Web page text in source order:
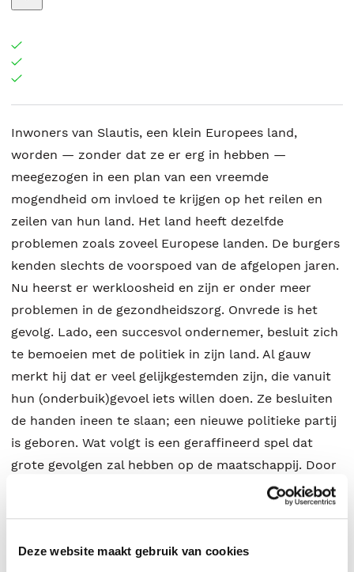
Deze website maakt gebruik van cookies
Inwoners van Slautis, een klein Europees land,
worden — zonder dat ze er erg in hebben —
meegezogen in een plan van een vreemde
mogendheid om invloed te krijgen op het reilen en
zeilen van hun land. Het land heeft dezelfde
problemen zoals zoveel Europese landen. De burgers
kenden slechts de voorspoed van de afgelopen jaren.
Nu heerst er werkloosheid en zijn er onder meer
problemen in de gezondheidszorg. Onvrede is het
gevolg. Lado, een succesvol ondernemer, besluit zich
te bemoeien met de politiek in zijn land. Al gauw
merkt hij dat er veel gelijkgestemden zijn, die vanuit
hun (onderbuik)gevoel iets willen doen. Ze besluiten
de handen ineen te slaan; een nieuwe politieke partij
is geboren. Wat volgt is een geraffineerd spel dat
grote gevolgen zal hebben op de maatschappij. Door
misbruik en manipulatie, onder andere via sociale
media en een groep burgers, begint de grip op het
komen, met alle gevolgen van dien… Enclave geeft